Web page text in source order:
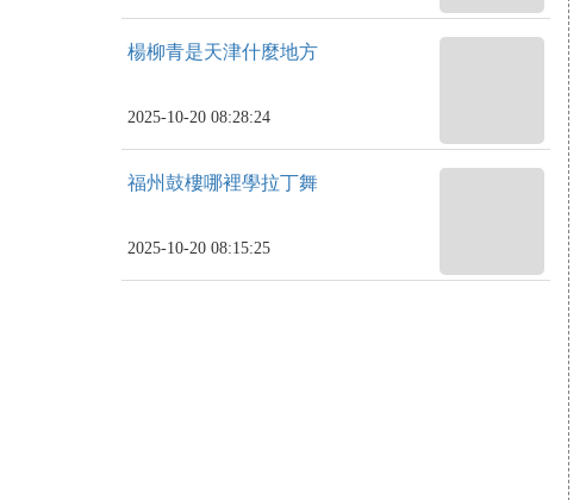
楊柳青是天津什麼地方
2025-10-20 08:28:24
福州鼓樓哪裡學拉丁舞
2025-10-20 08:15:25